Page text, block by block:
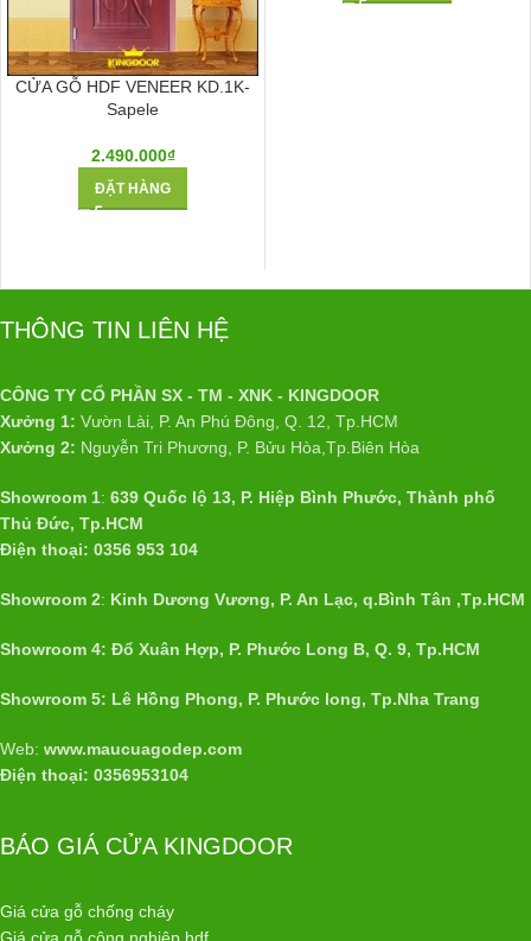
CỬA GỖ HDF VENEER KD.1K-
Sapele
2.490.000₫
ĐẶT HÀNG
THÔNG TIN LIÊN HỆ
CÔNG TY CỔ PHẦN SX - TM - XNK - KINGDOOR
Xưởng 1: Vườn Lài, P. An Phú Đông, Q. 12, Tp.HCM
Xưởng 2: Nguyễn Tri Phương, P. Bửu Hòa,Tp.Biên Hòa
Showroom 1: 639 Quốc lộ 13, P. Hiệp Bình Phước, Thành phố
Thủ Đức, Tp.HCM
Điện thoại: 0356 953 104
Showroom 2: Kinh Dương Vương, P. An Lạc, q.Bình Tân ,Tp.HCM
Showroom 4: Đổ Xuân Hợp, P. Phước Long B, Q. 9, Tp.HCM
Showroom 5: Lê Hồng Phong, P. Phước long, Tp.Nha Trang
Web: www.maucuagodep.com
Điện thoại: 0356953104
BÁO GIÁ CỬA KINGDOOR
Giá cửa gỗ chống cháy